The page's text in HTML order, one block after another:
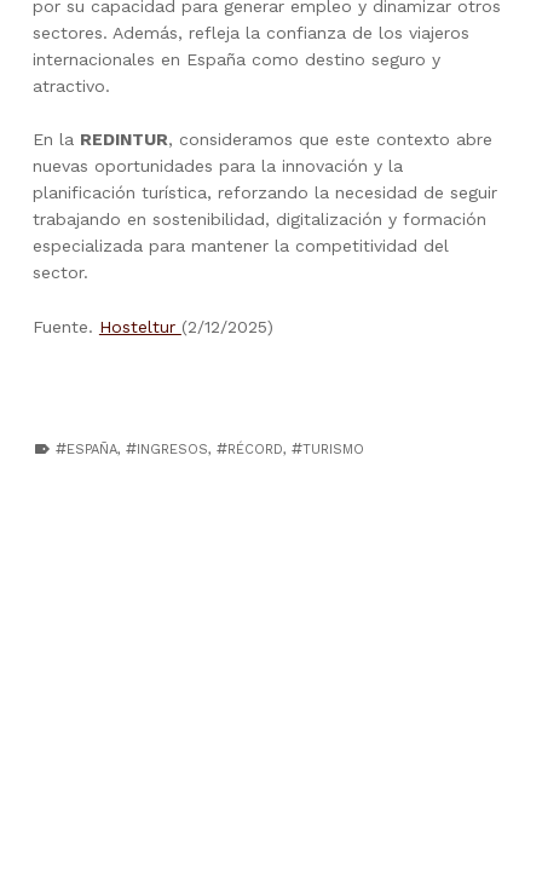
por su capacidad para generar empleo y dinamizar otros
sectores. Además, refleja la confianza de los viajeros
internacionales en España como destino seguro y
atractivo.
En la REDINTUR, consideramos que este contexto abre
nuevas oportunidades para la innovación y la
planificación turística, reforzando la necesidad de seguir
trabajando en sostenibilidad, digitalización y formación
especializada para mantener la competitividad del
sector.
Fuente. Hosteltur (2/12/2025)
ESPAÑA, INGRESOS, RÉCORD, TURISMO